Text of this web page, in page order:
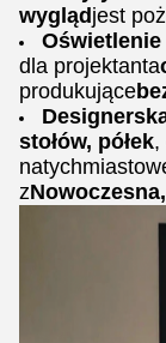
wygląd jest
dla projektanta
produkujące
stołów, półek,
z